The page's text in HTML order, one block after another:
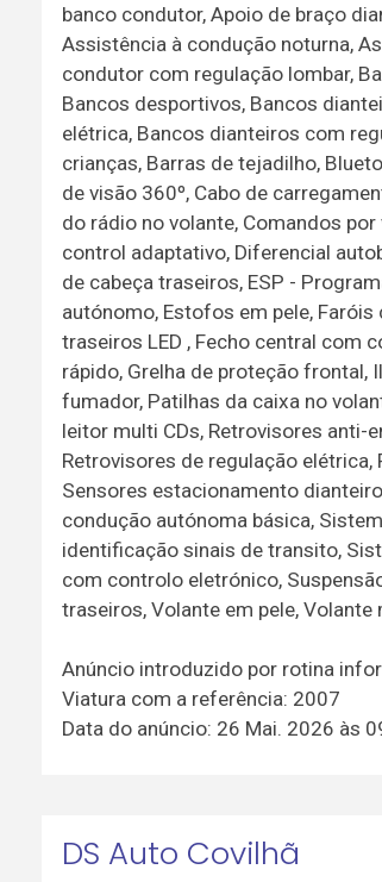
banco condutor, Apoio de braço
Assistência à condução noturna,
condutor com regulação lombar,
Bancos desportivos, Bancos
elétrica, Bancos dianteiros com
crianças, Barras de tejadilho,
de visão 360º, Cabo de
do rádio no volante, Comandos
control adaptativo, Diferencial
de cabeça traseiros, ESP -
autónomo, Estofos em pele, Faróis
traseiros LED , Fecho central com
rápido, Grelha de proteção frontal,
fumador, Patilhas da caixa no
leitor multi CDs, Retrovisores anti-
Retrovisores de regulação elétrica,
Sensores estacionamento
condução autónoma básica,
identificação sinais de transito,
com controlo eletrónico,
traseiros, Volante em pele,
Anúncio introduzido por rotina
Viatura com a referência: 2007
Data do anúncio: 26 Mai. 2026 às
DS Auto Covilhã